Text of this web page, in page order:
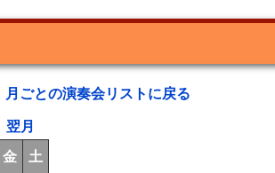
月ごとの演奏会リストに戻る
翌月
金 土